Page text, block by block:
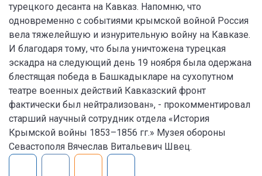
турецкого десанта на Кавказ. Напомню, что
одновременно с событиями крымской войной Россия
вела тяжелейшую и изнурительную войну на Кавказе.
И благодаря тому, что была уничтожена турецкая
эскадра на следующий день 19 ноября была одержана
блестящая победа в Башкадыкларе на сухопутном
театре военных действий Кавказский фронт
фактически был нейтрализован», - прокомментировал
старший научный сотрудник отдела «История
Крымской войны 1853–1856 гг.» Музея обороны
Севастополя Вячеслав Витальевич Швец.